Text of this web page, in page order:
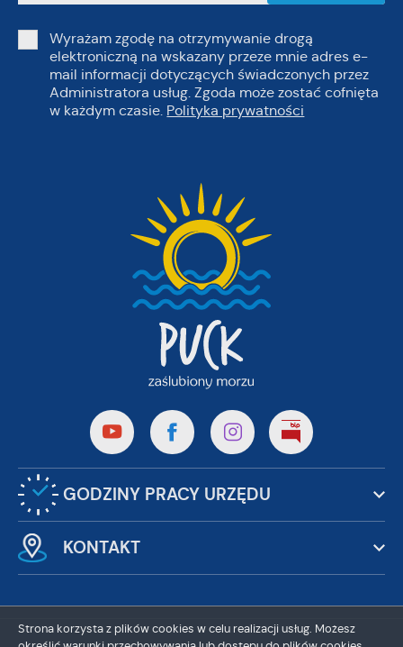
Wyrażam zgodę na otrzymywanie drogą
elektroniczną na wskazany przeze mnie adres e-
mail informacji dotyczących świadczonych przez
Administratora usług. Zgoda może zostać cofnięta
w każdym czasie. Polityka prywatności
GODZINY PRACY URZĘDU
KONTAKT
Strona korzysta z plików cookies w celu realizacji usług. Możesz